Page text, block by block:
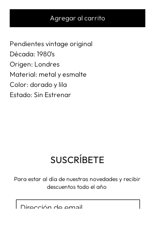
Agregar al carrito
Pendientes vintage original
Década: 1980's
Origen: Londres
Material: metal y esmalte
Color: dorado y lila
Estado: Sin Estrenar
SUSCRÍBETE
Para estar al día de nuestras novedades y recibir
descuentos todo el año